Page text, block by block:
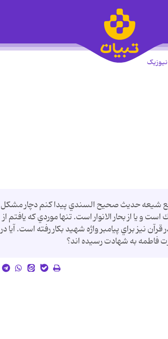
نیوزیک
شيعه حديث صحيح السندي پيدا كنم دچار مشكل
يا از بحار الانوار است. تنها موردي كه يافتم از
نيز براي پيامبر واژه شهيد بكار رفته است. آيا در
فاطمه به شهادت رسيده اند؟